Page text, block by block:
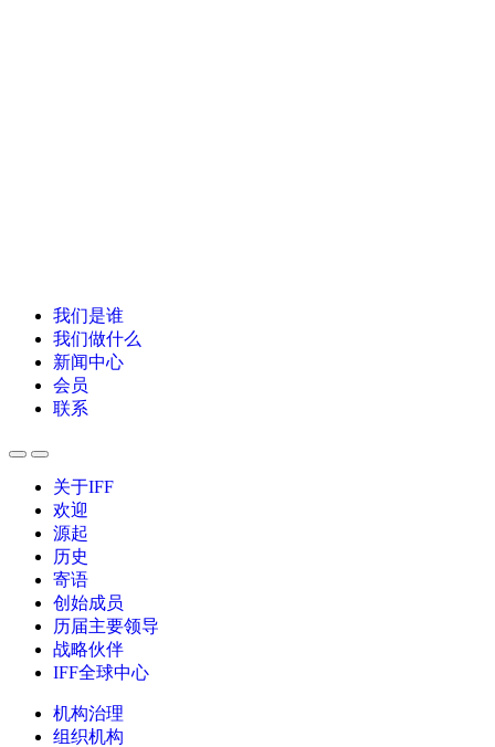
我们是谁
我们做什么
新闻中心
会员
联系
关于IFF
欢迎
源起
历史
寄语
创始成员
历届主要领导
战略伙伴
IFF全球中心
机构治理
组织机构